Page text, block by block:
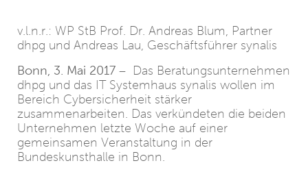
v.l.n.r.: WP StB Prof. Dr. Andreas Blum, Partner
dhpg und Andreas Lau, Geschäftsführer synalis
Bonn, 3. Mai 2017 – Das Beratungsunternehmen
dhpg und das IT Systemhaus synalis wollen im
Bereich Cybersicherheit stärker
zusammenarbeiten. Das verkündeten die beiden
Unternehmen letzte Woche auf einer
gemeinsamen Veranstaltung in der
Bundeskunsthalle in Bonn.